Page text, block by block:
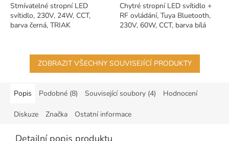
Stmívatelné stropní LED
svítidlo, 230V, 24W, CCT,
barva černá, TRIAK
Chytré stropní LED svítidlo +
RF ovládání, Tuya Bluetooth,
230V, 60W, CCT, barva bílá
ZOBRAZIT VŠECHNY SOUVISEJÍCÍ PRODUKTY
Popis Podobné (8) Související soubory (4) Hodnocení
Diskuze Značka Ostatní informace
Detailní popis produktu